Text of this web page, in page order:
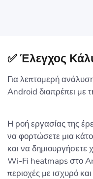
✅ Έλεγχος
Για λεπτομερή
Android διαπρέπει με
Η ροή εργασίας της
να φορτώσετε μια
και να δημιουργήσετε
Wi-Fi heatmaps στο
περιοχές με ισχυρό